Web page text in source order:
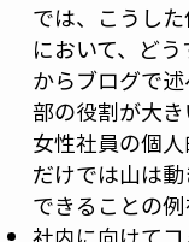
では、こうし
において、ど
からブログで
部の役割が大き
女性社員の個
だけでは山は
できることの例